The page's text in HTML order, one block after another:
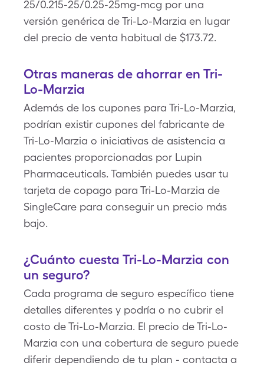
25/0.215-25/0.25-25mg-mcg por una
versión genérica de Tri-Lo-Marzia en lugar
del precio de venta habitual de $173.72.
Otras maneras de ahorrar en Tri-
Lo-Marzia
Además de los cupones para Tri-Lo-Marzia,
podrían existir cupones del fabricante de
Tri-Lo-Marzia o iniciativas de asistencia a
pacientes proporcionadas por Lupin
Pharmaceuticals. También puedes usar tu
tarjeta de copago para Tri-Lo-Marzia de
SingleCare para conseguir un precio más
bajo.
¿Cuánto cuesta Tri-Lo-Marzia con
un seguro?
Cada programa de seguro específico tiene
detalles diferentes y podría o no cubrir el
costo de Tri-Lo-Marzia. El precio de Tri-Lo-
Marzia con una cobertura de seguro puede
diferir dependiendo de tu plan - contacta a